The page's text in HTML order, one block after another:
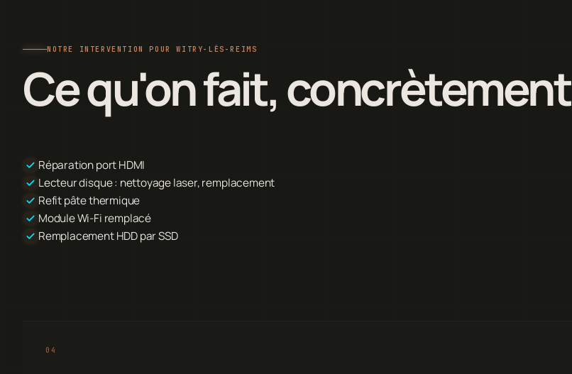
NOTRE INTERVENTION POUR WITRY-LÈS-REIMS
Ce qu'on fait, concrètement
Réparation port HDMI
Lecteur disque : nettoyage laser, remplacement
Refit pâte thermique
Module Wi-Fi remplacé
Remplacement HDD par SSD